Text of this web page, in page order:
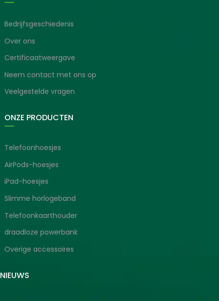
Bedrijfsgeschiedenis
Over ons
Certificaatweergave
Neem contact met ons op
Veelgestelde vragen
ONZE PRODUCTEN
Telefoonhoesjes
AirPods-hoesjes
iPad-hoesjes
Slimme horlogeband
Telefoonkaarthouder
draadloze powerbank
Overige accessoires